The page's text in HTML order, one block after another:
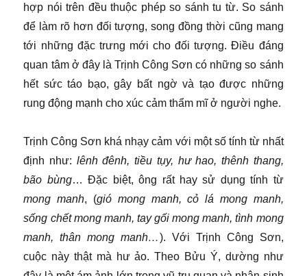
hợp nói trên đều thuộc phép so sánh tu từ. So sánh
để làm rõ hơn đối tượng, song đồng thời cũng mang
tới những đặc trưng mới cho đối tượng. Điều đáng
quan tâm ở đây là Trịnh Công Sơn có những so sánh
hết sức táo bạo, gây bất ngờ và tạo được những
rung động mạnh cho xúc cảm thẩm mĩ ở người nghe.
Trịnh Công Sơn khá nhạy cảm với một số tính từ nhất
định như: lênh đênh, tiều tụy, hư hao, thênh thang,
bão bùng… Đặc biệt, ông rất hay sử dụng tính từ
mong manh, (gió mong manh, cỏ lá mong manh,
sống chết mong manh, tay gối mong manh, tình mong
manh, thân mong manh…). Với Trịnh Công Sơn,
cuộc này thật mà hư ảo. Theo Bửu Ý, dường như